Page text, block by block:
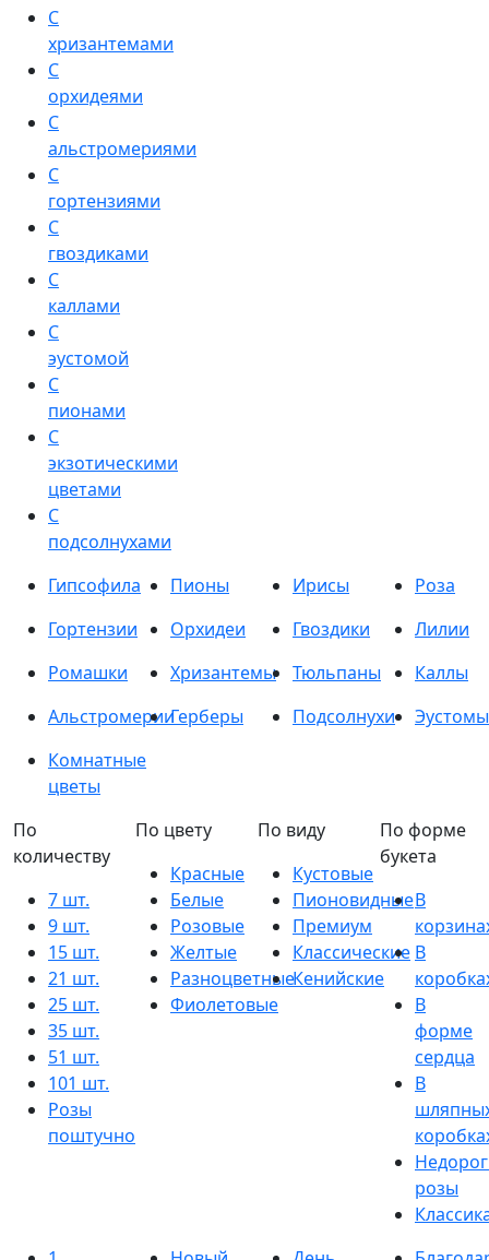
С
хризантемами
С
орхидеями
С
альстромериями
С
гортензиями
С
гвоздиками
С
каллами
С
эустомой
С
пионами
С
экзотическими
цветами
С
подсолнухами
Гипсофила
Пионы Ирисы
Роза
Гортензии
Орхидеи Гвоздики
Лилии
Ромашки
Хризантемы Тюльпаны
Каллы
АльстромерииГерберы Подсолнухи
Эустомы
Комнатные
цветы
По
количеству
7 шт.
9 шт.
15 шт.
21 шт.
25 шт.
35 шт.
51 шт.
101 шт.
Розы
поштучно
По цвету
Красные
Белые
Розовые
Желтые
Разноцветные
Фиолетовые
По виду
Кустовые
Пионовидные
Премиум
Классические
Кенийские
По форме
букета
В
В
В
форме
сердца
В
розы